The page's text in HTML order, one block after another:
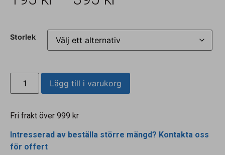
Storlek
Lägg till i varukorg
Fri frakt över 999 kr
Intresserad av beställa större mängd? Kontakta oss
för offert